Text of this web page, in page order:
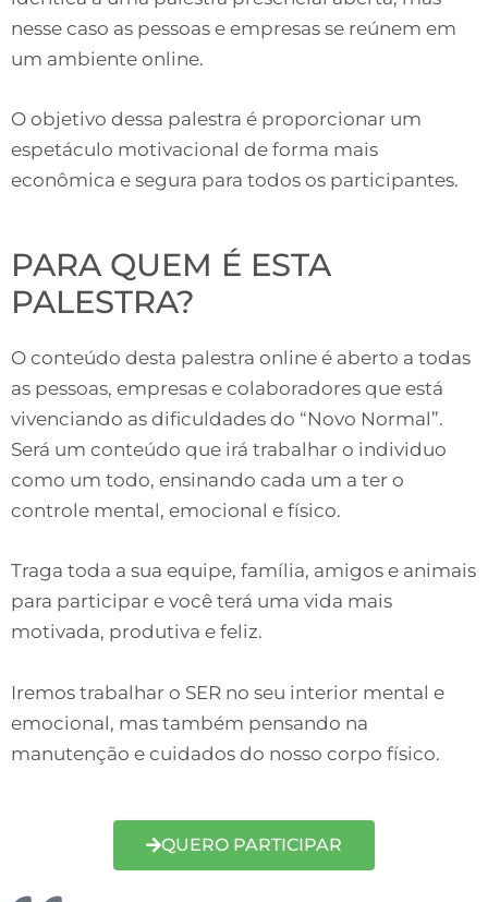
nesse caso as pessoas e empresas se reúnem em
um ambiente online.
O objetivo dessa palestra é proporcionar um
espetáculo motivacional de forma mais
econômica e segura para todos os participantes.
PARA QUEM É ESTA
PALESTRA?
O conteúdo desta palestra online é aberto a todas
as pessoas, empresas e colaboradores que está
vivenciando as dificuldades do “Novo Normal”.
Será um conteúdo que irá trabalhar o individuo
como um todo, ensinando cada um a ter o
controle mental, emocional e físico.
Traga toda a sua equipe, família, amigos e animais
para participar e você terá uma vida mais
motivada, produtiva e feliz.
Iremos trabalhar o SER no seu interior mental e
emocional, mas também pensando na
manutenção e cuidados do nosso corpo físico.
QUERO PARTICIPAR